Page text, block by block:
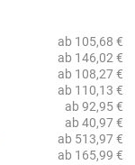
ab 105,68 €
ab 146,02 €
ab 108,27 €
ab 110,13 €
ab 92,95 €
ab 40,97 €
ab 513,97 €
ab 165,99 €